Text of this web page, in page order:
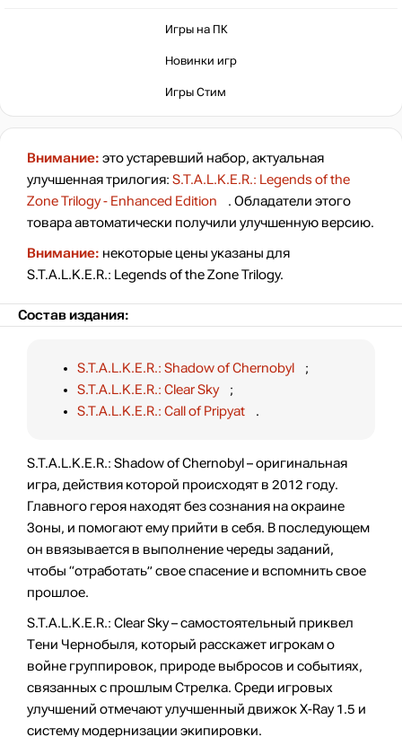
Игры на ПК
Новинки игр
Игры Стим
Внимание: это устаревший набор, актуальная
улучшенная трилогия: S.T.A.L.K.E.R.: Legends of the
Zone Trilogy - Enhanced Edition
. Обладатели этого
товара автоматически получили улучшенную версию.
Внимание: некоторые цены указаны для
S.T.A.L.K.E.R.: Legends of the Zone Trilogy.
Состав издания:
S.T.A.L.K.E.R.: Shadow of Chernobyl
;
S.T.A.L.K.E.R.: Clear Sky
;
S.T.A.L.K.E.R.: Call of Pripyat
.
S.T.A.L.K.E.R.: Shadow of Chernobyl – оригинальная
игра, действия которой происходят в 2012 году.
Главного героя находят без сознания на окраине
Зоны, и помогают ему прийти в себя. В последующем
он ввязывается в выполнение череды заданий,
чтобы “отработать” свое спасение и вспомнить свое
прошлое.
S.T.A.L.K.E.R.: Clear Sky – самостоятельный приквел
Тени Чернобыля, который расскажет игрокам о
войне группировок, природе выбросов и событиях,
связанных с прошлым Стрелка. Среди игровых
улучшений отмечают улучшенный движок X-Ray 1.5 и
систему модернизации экипировки.